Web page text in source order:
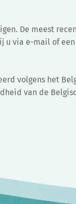
De meest
via e-mail of
volgens het
van de